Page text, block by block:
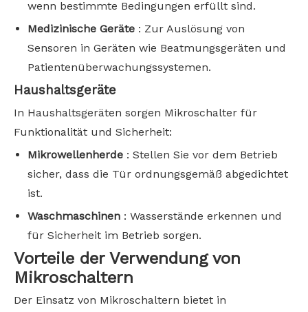
wenn bestimmte Bedingungen erfüllt sind.
Medizinische Geräte : Zur Auslösung von
Sensoren in Geräten wie Beatmungsgeräten und
Patientenüberwachungssystemen.
Haushaltsgeräte
In Haushaltsgeräten sorgen Mikroschalter für
Funktionalität und Sicherheit:
Mikrowellenherde : Stellen Sie vor dem Betrieb
sicher, dass die Tür ordnungsgemäß abgedichtet
ist.
Waschmaschinen : Wasserstände erkennen und
für Sicherheit im Betrieb sorgen.
Vorteile der Verwendung von
Mikroschaltern
Der Einsatz von Mikroschaltern bietet in